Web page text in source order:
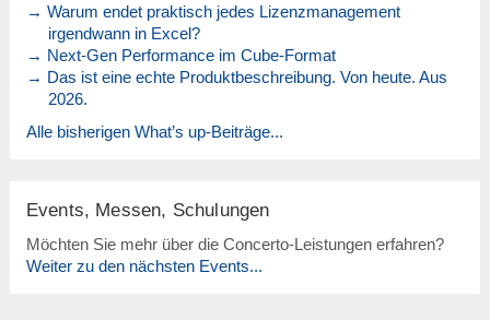
→ Warum endet praktisch jedes Lizenzmanagement
irgendwann in Excel?
→ Next-Gen Performance im Cube-Format
→ Das ist eine echte Produktbeschreibung. Von heute. Aus
2026.
Alle bisherigen What’s up-Beiträge...
Events, Messen, Schulungen
Möchten Sie mehr über die Concerto-Leistungen erfahren?
Weiter zu den nächsten Events...